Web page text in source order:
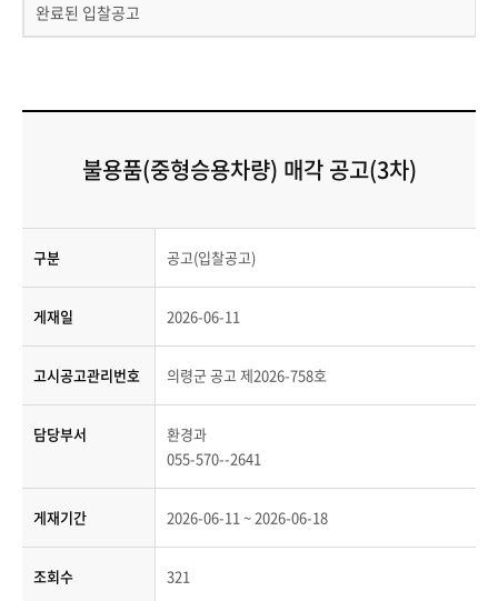
완료된 입찰공고
불용품(중형승용차량) 매각 공고(3차)
구분 공고(입찰공고)
게재일 2026-06-11
고시공고관리번호 의령군 공고 제2026-758호
담당부서
환경과
055-570--2641
게재기간 2026-06-11 ~ 2026-06-18
조회수 321